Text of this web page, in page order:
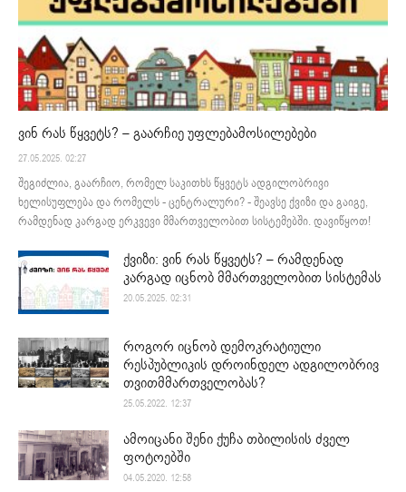
ვინ რას წყვეტს? – გაარჩიე უფლებამოსილებები
27.05.2025. 02:27
შეგიძლია, გაარჩიო, რომელ საკითხს წყვეტს ადგილობრივი
ხელისუფლება და რომელს - ცენტრალური? - შეავსე ქვიზი და გაიგე,
რამდენად კარგად ერკვევი მმართველობით სისტემებში. დავიწყოთ!
ქვიზი: ვინ რას წყვეტს? – რამდენად
კარგად იცნობ მმართველობით სისტემას
20.05.2025. 02:31
როგორ იცნობ დემოკრატიული
რესპუბლიკის დროინდელ ადგილობრივ
თვითმმართველობას?
25.05.2022. 12:37
ამოიცანი შენი ქუჩა თბილისის ძველ
ფოტოებში
04.05.2020. 12:58